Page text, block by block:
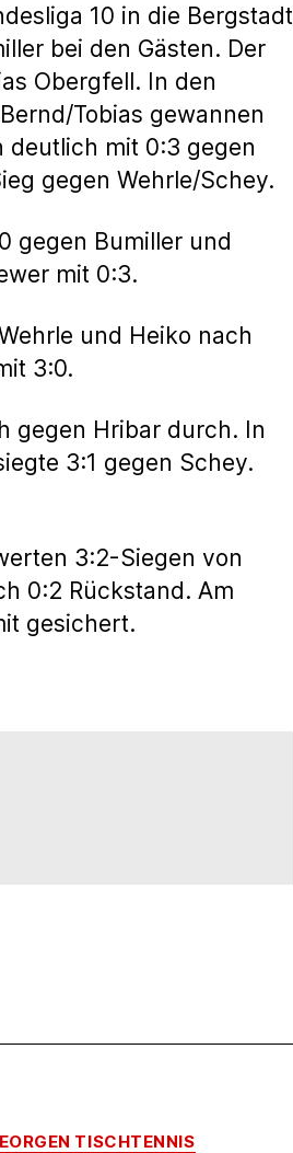
10 in die Bergstadt
bei den Gästen. Der
Obergfell. In den
Tobias gewannen
deutlich mit 0:3 gegen
gegen Wehrle/Schey.
gegen Bumiller und
mit 0:3.
und Heiko nach
3:0.
gegen Hribar durch. In
3:1 gegen Schey.
3:2-Siegen von
0:2 Rückstand. Am
gesichert.
TISCHTENNIS